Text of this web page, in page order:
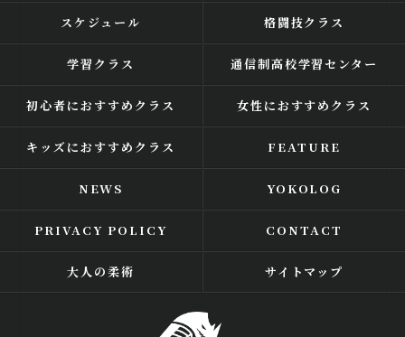
スケジュール 格闘技クラス
学習クラス 通信制高校学習センター
初心者におすすめクラス 女性におすすめクラス
キッズにおすすめクラス FEATURE
NEWS YOKOLOG
PRIVACY POLICY CONTACT
大人の柔術 サイトマップ